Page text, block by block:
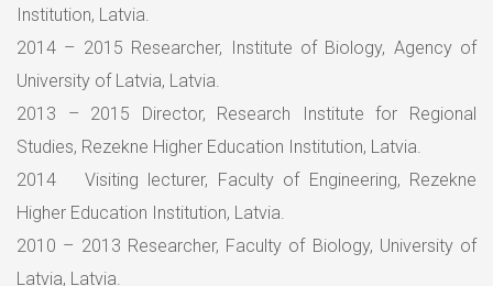
Institution, Latvia.
2014 – 2015 Researcher, Institute of Biology, Agency of
University of Latvia, Latvia.
2013 – 2015 Director, Research Institute for Regional
Studies, Rezekne Higher Education Institution, Latvia.
2014 Visiting lecturer, Faculty of Engineering, Rezekne
Higher Education Institution, Latvia.
2010 – 2013 Researcher, Faculty of Biology, University of
Latvia, Latvia.